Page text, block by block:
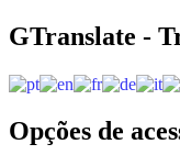
GTranslate -
Opções de